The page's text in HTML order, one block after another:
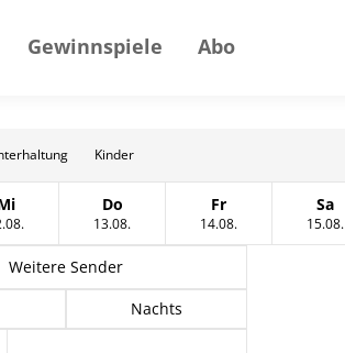
Gewinnspiele Abo
Kinder
Mittwoch, 12 AugustDonnerstag, 13 August
Do
13.08. Freitag, 14 August
Fr
14.08.
Sa
15.08.
Weitere Sender
Nachts